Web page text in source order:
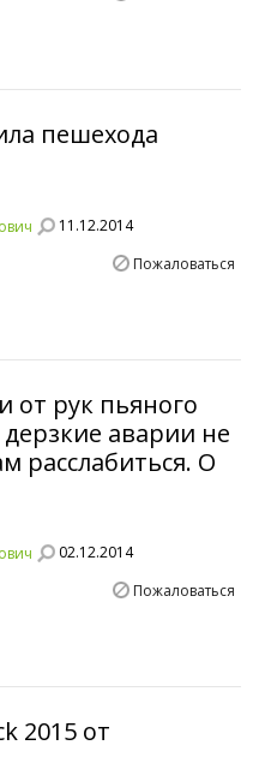
пешехода
11.12.2014
Пожаловаться
от рук пьяного
аварии не
расслабиться. О
02.12.2014
Пожаловаться
2015 от